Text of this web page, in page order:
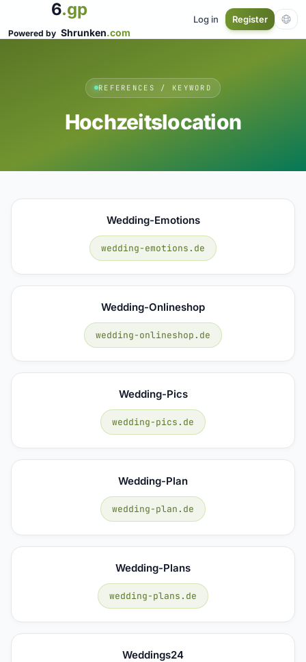
6.gp
Powered by Shrunken.com
Log in Register
REFERENCES / KEYWORD
Hochzeitslocation
Wedding-Emotions
wedding-emotions.de
Wedding-Onlineshop
wedding-onlineshop.de
Wedding-Pics
wedding-pics.de
Wedding-Plan
wedding-plan.de
Wedding-Plans
wedding-plans.de
Weddings24